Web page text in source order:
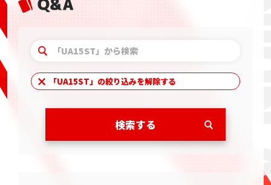
「UA15ST」の絞り込みを解除する